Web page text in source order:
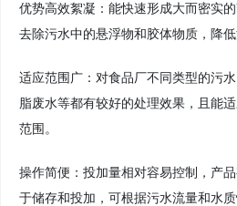
优势高效絮凝：能快速形成大而密实
去除污水中的悬浮物和胶体物质，降低
适应范围广：对食品厂不同类型的污
脂废水等都有较好的处理效果，且能
范围。
操作简便：投加量相对容易控制，产
于储存和投加，可根据污水流量和水质